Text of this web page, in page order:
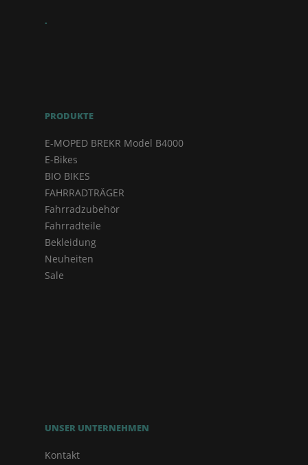
.
PRODUKTE
E-MOPED BREKR Model B4000
E-Bikes
BIO BIKES
FAHRRADTRÄGER
Fahrradzubehör
Fahrradteile
Bekleidung
Neuheiten
Sale
UNSER UNTERNEHMEN
Kontakt